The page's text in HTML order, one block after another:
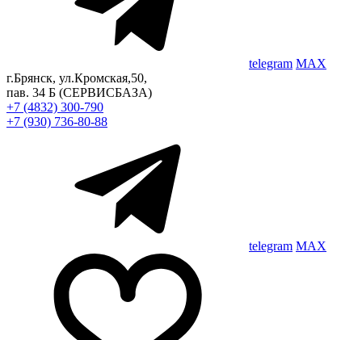
telegram MAX
г.Брянск, ул.Кромская,50,
пав. 34 Б (СЕРВИСБАЗА)
+7 (4832) 300-790
+7 (930) 736-80-88
telegram MAX